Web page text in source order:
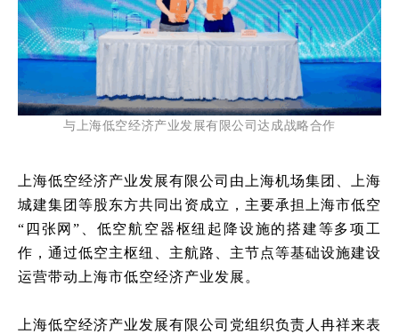
与上海低空经济产业发展有限公司达成战略合作
上海低空经济产业发展有限公司由上海机场集团、上海
城建集团等股东方共同出资成立，主要承担上海市低空
“四张网”、低空航空器枢纽起降设施的搭建等多项工
作，通过低空主枢纽、主航路、主节点等基础设施建设
运营带动上海市低空经济产业发展。
上海低空经济产业发展有限公司党组织负责人冉祥来表